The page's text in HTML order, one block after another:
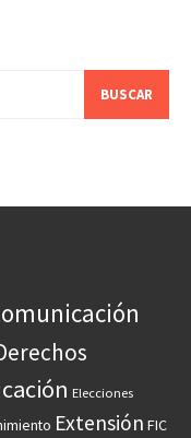
Elecciones
Extensión FIC